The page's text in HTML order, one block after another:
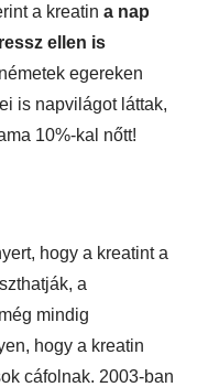
a kreatin a nap
ellen is
egereken
is napvilágot láttak,
10%-kal nőtt!
hogy a kreatint a
a
mindig
hogy a kreatin
cáfolnak. 2003-ban